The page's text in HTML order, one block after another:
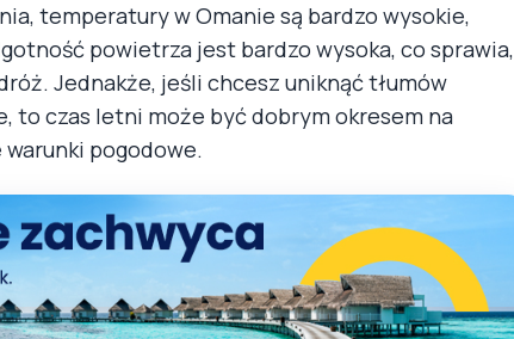
temperatury w Omanie są bardzo wysokie,
powietrza jest bardzo wysoka, co sprawia,
Jednakże, jeśli chcesz uniknąć tłumów
to czas letni może być dobrym okresem na
pogodowe.